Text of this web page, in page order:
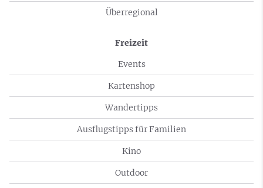
Überregional
Freizeit
Events
Kartenshop
Wandertipps
Ausflugstipps für Familien
Kino
Outdoor